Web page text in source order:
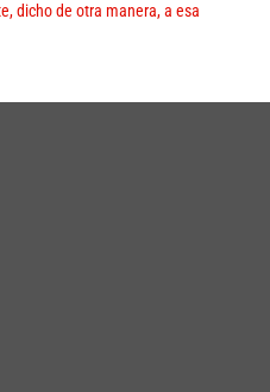
dicho de otra manera, a esa